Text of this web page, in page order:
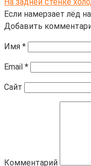
Если намерзает лёд
Добавить
Имя *
Email *
Сайт
Комментарий